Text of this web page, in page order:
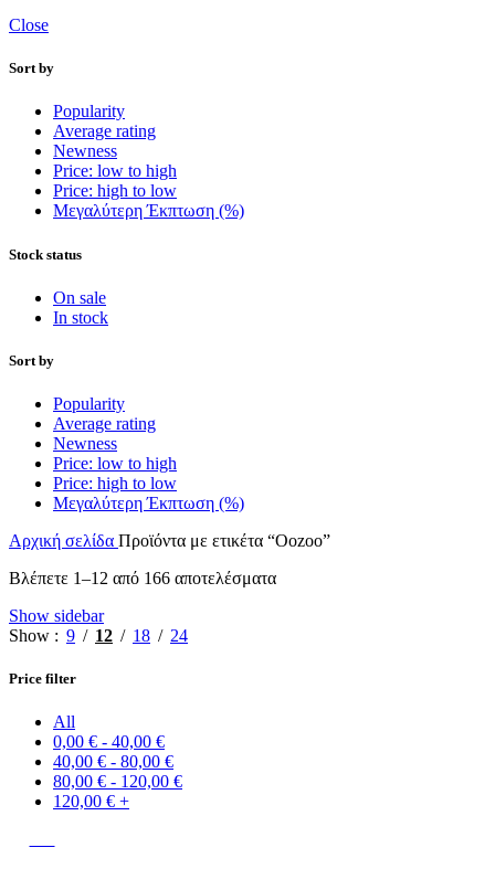
Close
Sort by
Popularity
Average rating
Newness
Price: low to high
Price: high to low
Μεγαλύτερη Έκπτωση (%)
Stock status
On sale
In stock
Sort by
Popularity
Average rating
Newness
Price: low to high
Price: high to low
Μεγαλύτερη Έκπτωση (%)
Αρχική σελίδα Προϊόντα με ετικέτα “Oozoo”
Βλέπετε 1–12 από 166 αποτελέσματαSorted
Show sidebar
Show
9 12 18 24
Price filter
All
0,00 € - 40,00 €
40,00 € - 80,00 €
80,00 € - 120,00 €
120,00 € +